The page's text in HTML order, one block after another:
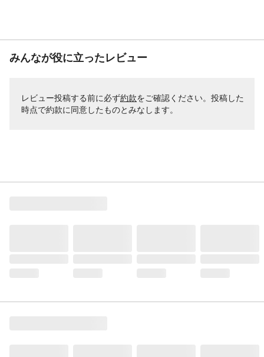
みんなが役に立ったレビュー
レビュー投稿する前に必ず約款をご確認ください。投稿した
時点で約款に同意したものとみなします。